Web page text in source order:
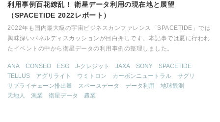
利用事例百花繚乱！ 衛星データ利用の現在地と展望
（SPACETIDE 2022レポート）
2022年も国内最大級の宇宙ビジネスカンファレンス「SPACETIDE」では
興味深いパネルディスカッションが目白押しです。本記事では夏に行われ
たイベントの中から衛星データの利用事例の整理しました。
ANA CONSEO ESG J-クレジット JAXA SONY
SPACETIDE
TELLUS
アグリライト ウミトロン カーボンニュートラル
サグリ
サプライチェーン排出量
スペースデータ データ利用
地球観測
天地人
漁業 衛星データ 農業